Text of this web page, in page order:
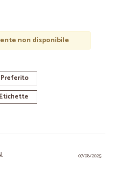
non disponibile
Etichette
07/08/2025